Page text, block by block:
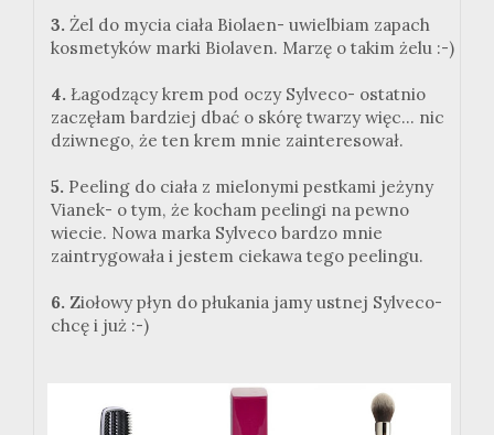
3. Żel do mycia ciała Biolaen- uwielbiam zapach
kosmetyków marki Biolaven. Marzę o takim żelu :-)
4. Łagodzący krem pod oczy Sylveco- ostatnio
zaczęłam bardziej dbać o skórę twarzy więc... nic
dziwnego, że ten krem mnie zainteresował.
5. Peeling do ciała z mielonymi pestkami jeżyny
Vianek- o tym, że kocham peelingi na pewno
wiecie. Nowa marka Sylveco bardzo mnie
zaintrygowała i jestem ciekawa tego peelingu.
6. Ziołowy płyn do płukania jamy ustnej Sylveco-
chcę i już :-)